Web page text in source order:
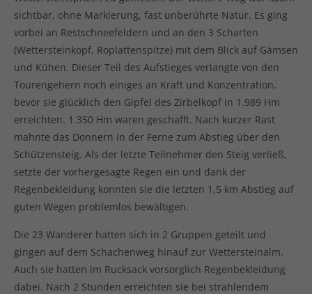
sichtbar, ohne Markierung, fast unberührte Natur. Es ging
vorbei an Restschneefeldern und an den 3 Scharten
(Wettersteinkopf, Roplattenspitze) mit dem Blick auf Gämsen
und Kühen. Dieser Teil des Aufstieges verlangte von den
Tourengehern noch einiges an Kraft und Konzentration,
bevor sie glücklich den Gipfel des Zirbelkopf in 1.989 Hm
erreichten. 1.350 Hm waren geschafft. Nach kurzer Rast
mahnte das Donnern in der Ferne zum Abstieg über den
Schützensteig. Als der letzte Teilnehmer den Steig verließ,
setzte der vorhergesagte Regen ein und dank der
Regenbekleidung konnten sie die letzten 1,5 km Abstieg auf
guten Wegen problemlos bewältigen.
Die 23 Wanderer hatten sich in 2 Gruppen geteilt und
gingen auf dem Schachenweg hinauf zur Wettersteinalm.
Auch sie hatten im Rucksack vorsorglich Regenbekleidung
dabei. Nach 2 Stunden erreichten sie bei strahlendem